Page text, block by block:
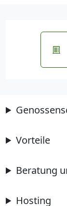
Vorteile
Beratung
Hosting